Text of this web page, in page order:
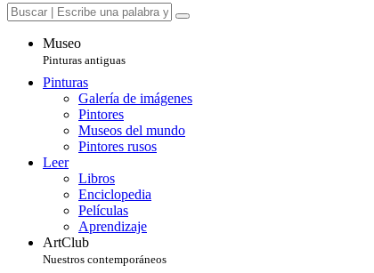
Museo
Pinturas antiguas
Pinturas
Galería de imágenes
Pintores
Museos del mundo
Pintores rusos
Leer
Libros
Enciclopedia
Películas
Aprendizaje
ArtClub
Nuestros contemporáneos